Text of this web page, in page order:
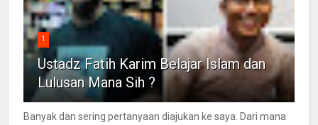
1
Ustadz Fatih Karim Belajar Islam dan
Lulusan Mana Sih ?
Banyak dan sering pertanyaan diajukan ke saya. Dari mana